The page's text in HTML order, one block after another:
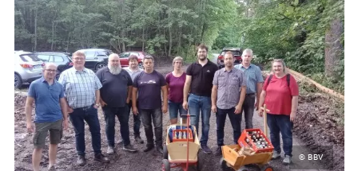
© BBV